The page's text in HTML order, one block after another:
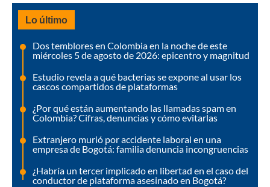
Lo último
Dos temblores en Colombia en la noche de este
miércoles 5 de agosto de 2026: epicentro y magnitud
Estudio revela a qué bacterias se expone al usar los
cascos compartidos de plataformas
¿Por qué están aumentando las llamadas spam en
Colombia? Cifras, denuncias y cómo evitarlas
Extranjero murió por accidente laboral en una
empresa de Bogotá: familia denuncia incongruencias
¿Habría un tercer implicado en libertad en el caso del
conductor de plataforma asesinado en Bogotá?